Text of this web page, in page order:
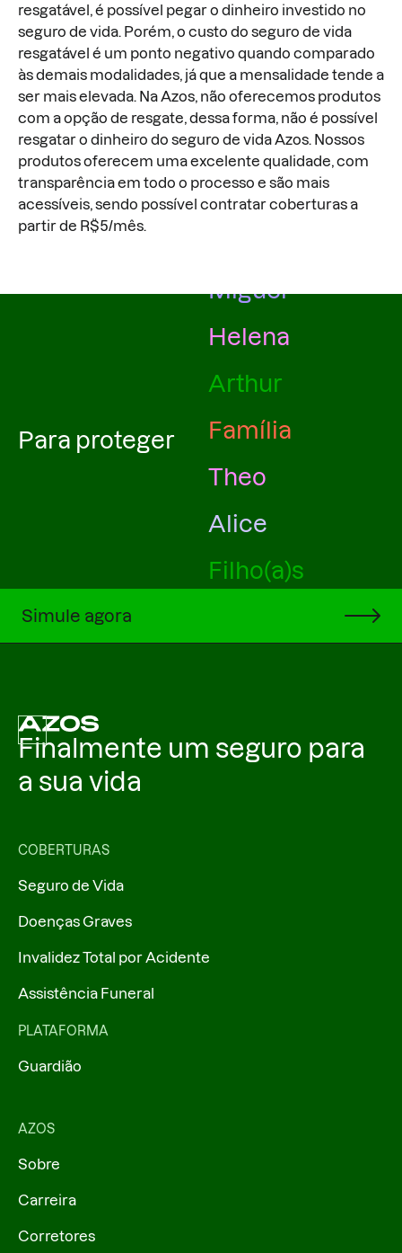
resgatável, é possível pegar o dinheiro investido no
seguro de vida. Porém, o custo do seguro de vida
resgatável é um ponto negativo quando comparado
às demais modalidades, já que a mensalidade tende a
ser mais elevada. Na Azos, não oferecemos produtos
com a opção de resgate, dessa forma, não é possível
resgatar o dinheiro do seguro de vida Azos. Nossos
produtos oferecem uma excelente qualidade, com
transparência em todo o processo e são mais
acessíveis, sendo possível contratar coberturas a
partir de R$5/mês.
Para proteger
Miguel
Helena
Arthur
Família
Theo
Alice
Filho(a)s
Helena
Simule agora
Finalmente um seguro para
a sua vida
COBERTURAS
Seguro de Vida
Doenças Graves
Invalidez Total por Acidente
Assistência Funeral
PLATAFORMA
Guardião
AZOS
Sobre
Carreira
Corretores